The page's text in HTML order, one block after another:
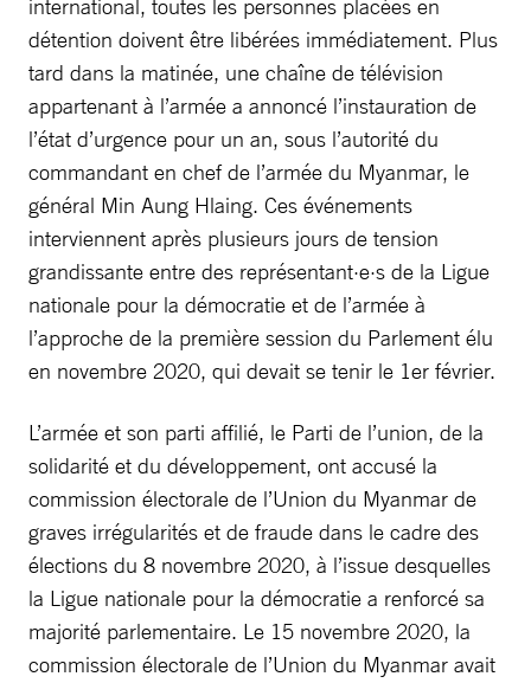
international, toutes les personnes placées en
détention doivent être libérées immédiatement. Plus
tard dans la matinée, une chaîne de télévision
appartenant à l’armée a annoncé l’instauration de
l’état d’urgence pour un an, sous l’autorité du
commandant en chef de l’armée du Myanmar, le
général Min Aung Hlaing. Ces événements
interviennent après plusieurs jours de tension
grandissante entre des représentant·e·s de la Ligue
nationale pour la démocratie et de l’armée à
l’approche de la première session du Parlement élu
en novembre 2020, qui devait se tenir le 1er février.
L’armée et son parti affilié, le Parti de l’union, de la
solidarité et du développement, ont accusé la
commission électorale de l’Union du Myanmar de
graves irrégularités et de fraude dans le cadre des
élections du 8 novembre 2020, à l’issue desquelles
la Ligue nationale pour la démocratie a renforcé sa
majorité parlementaire. Le 15 novembre 2020, la
commission électorale de l’Union du Myanmar avait